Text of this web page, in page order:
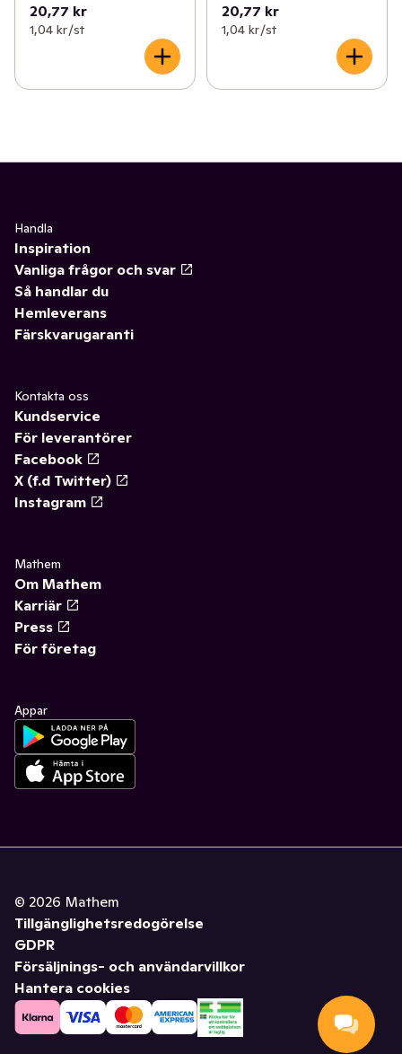
20,77 kr
1,04 kr /st
20,77 kr
1,04 kr /st
Handla
Inspiration
Vanliga frågor och svar
Så handlar du
Hemleverans
Färskvarugaranti
Kontakta oss
Kundservice
För leverantörer
Facebook
X (f.d Twitter)
Instagram
Mathem
Om Mathem
Karriär
Press
För företag
Appar
© 2026 Mathem
Tillgänglighetsredogörelse
GDPR
Försäljnings- och användarvillkor
Hantera cookies